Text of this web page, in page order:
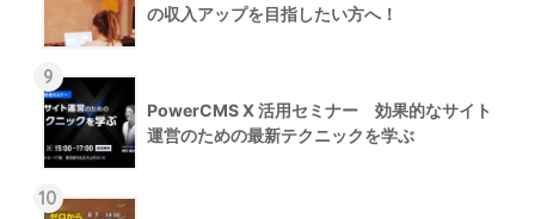
の収入アップを目指したい方へ！
9
PowerCMS X 活用セミナー 効果的なサイト
運営のための最新テクニックを学ぶ
10